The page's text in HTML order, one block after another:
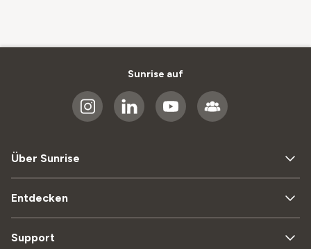
Sunrise auf
Über Sunrise
Entdecken
Support